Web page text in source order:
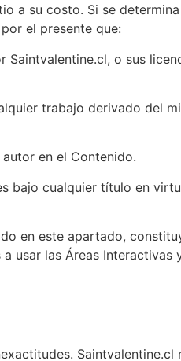
a su costo. Si se
el presente que:
o sus
trabajo derivado del
en el Contenido.
bajo cualquier título en
en este apartado,
usar las Áreas Interactivas
Saintvalentine.cl